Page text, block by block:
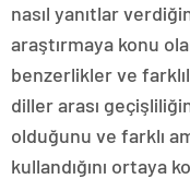
nasıl yanıtlar
araştırmaya konu
benzerlikler ve
diller arası
olduğunu ve farklı
kullandığını ortaya